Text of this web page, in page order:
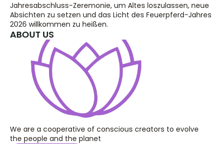
Jahresabschluss-Zeremonie, um Altes loszulassen, neue
Absichten zu setzen und das Licht des Feuerpferd-Jahres
2026 willkommen zu heißen.
ABOUT US
We are a cooperative of conscious creators to evolve
the people and the planet